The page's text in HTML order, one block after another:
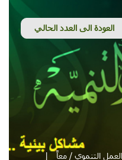
التنموي / معاً
|